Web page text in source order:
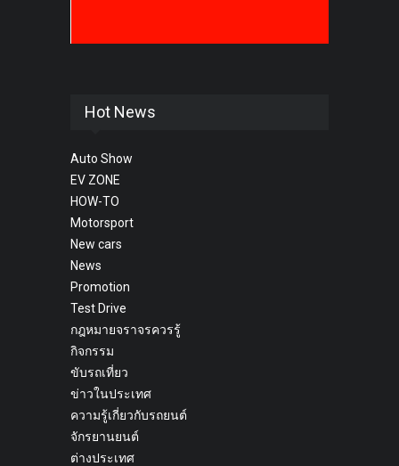
Hot News
Auto Show
EV ZONE
HOW-TO
Motorsport
New cars
News
Promotion
Test Drive
กฎหมายจราจรควรรู้
กิจกรรม
ขับรถเที่ยว
ข่าวในประเทศ
ความรู้เกี่ยวกับรถยนต์
จักรยานยนต์
ต่างประเทศ